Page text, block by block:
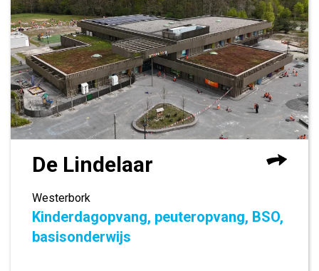
De Lindelaar
Westerbork
Kinderdagopvang, peuteropvang, BSO,
basisonderwijs